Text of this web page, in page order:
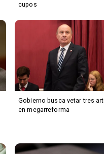
cupos
Gobierno busca vetar tres
en megarreforma